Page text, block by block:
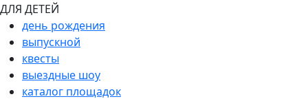
ДЛЯ ДЕТЕЙ
день рождения
выпускной
квесты
выездные шоу
каталог площадок